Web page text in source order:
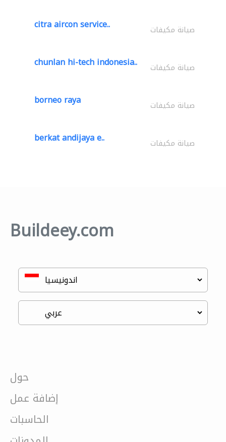
citra aircon service.. صيانة مكيفات
chunlan hi-tech indonesia.. صيانة مكيفات
borneo raya صيانة مكيفات
berkat andijaya e.. صيانة مكيفات
Buildeey.com
حول
إضافة عمل
الحاسبات